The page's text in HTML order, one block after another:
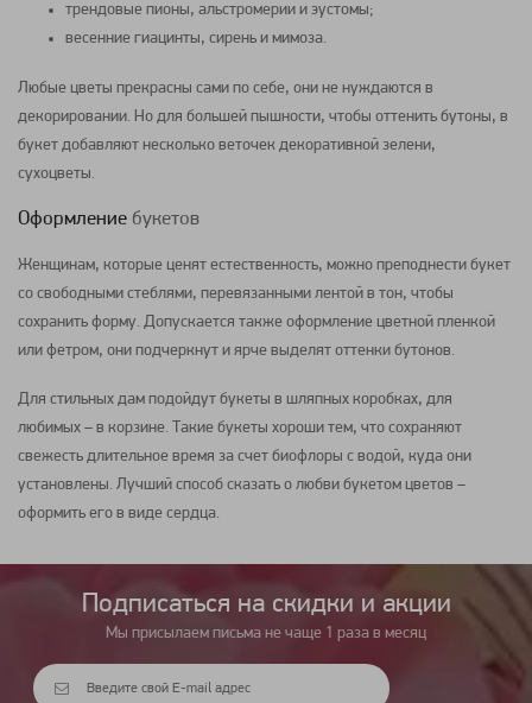
трендовые пионы, альстромерии и эустомы;
весенние гиацинты, сирень и мимоза.
Любые цветы прекрасны сами по себе, они не нуждаются в
декорировании. Но для большей пышности, чтобы оттенить бутоны, в
букет добавляют несколько веточек декоративной зелени,
сухоцветы.
Оформление букетов
Женщинам, которые ценят естественность, можно преподнести букет
со свободными стеблями, перевязанными лентой в тон, чтобы
сохранить форму. Допускается также оформление цветной пленкой
или фетром, они подчеркнут и ярче выделят оттенки бутонов.
Для стильных дам подойдут букеты в шляпных коробках, для
любимых – в корзине. Такие букеты хороши тем, что сохраняют
свежесть длительное время за счет биофлоры с водой, куда они
установлены. Лучший способ сказать о любви букетом цветов –
оформить его в виде сердца.
Подписаться на cкидки и акции
Мы присылаем письма не чаще 1 раза в месяц